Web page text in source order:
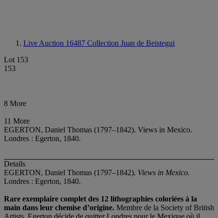
Live Auction 16487 Collection Juan de Beistegui
Lot 153
153
8 More
11 More
EGERTON, Daniel Thomas (1797–1842). Views in Mexico.
Londres : Egerton, 1840.
Details
EGERTON, Daniel Thomas (1797–1842). Views in Mexico.
Londres : Egerton, 1840.
Rare exemplaire complet des 12 lithographies coloriées à la
main dans leur chemise d’origine. Membre de la Society of British